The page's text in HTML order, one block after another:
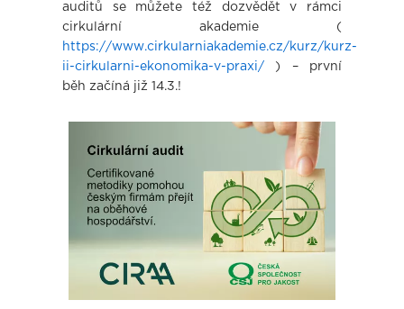
auditů se můžete též dozvědět v rámci
cirkulární akademie (
https://www.cirkularniakademie.cz/kurz/kurz-
ii-cirkularni-ekonomika-v-praxi/ ) – první
běh začíná již 14.3.!